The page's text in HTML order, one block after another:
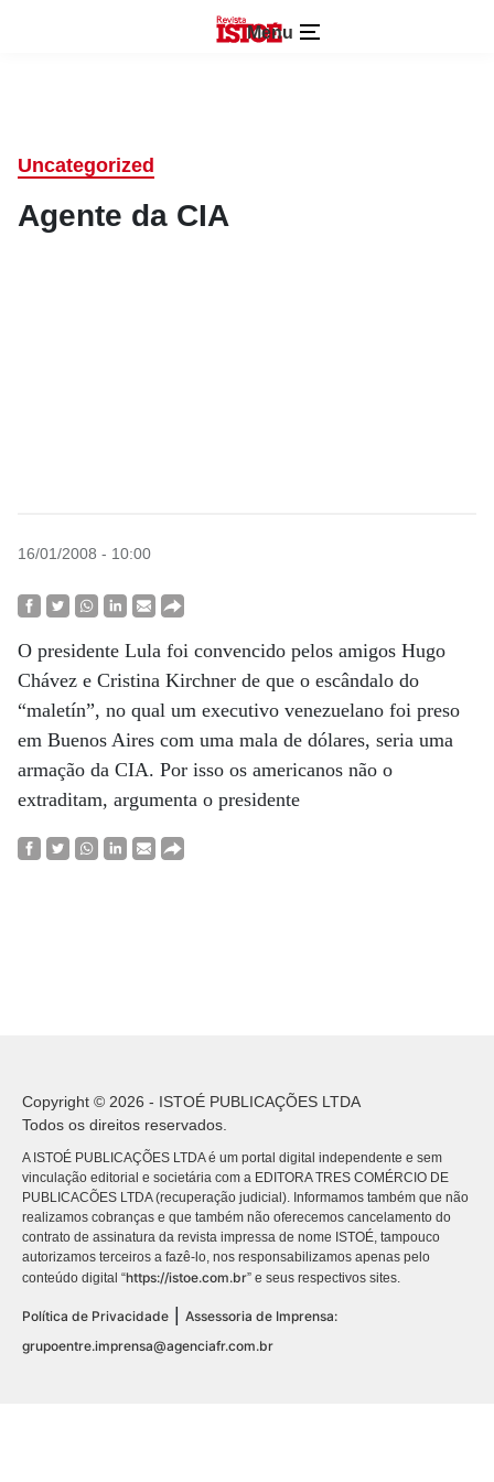
Menu
Uncategorized
Agente da CIA
16/01/2008 - 10:00
O presidente Lula foi convencido pelos amigos Hugo
Chávez e Cristina Kirchner de que o escândalo do
“maletín”, no qual um executivo venezuelano foi preso
em Buenos Aires com uma mala de dólares, seria uma
armação da CIA. Por isso os americanos não o
extraditam, argumenta o presidente
Copyright © 2026 - ISTOÉ PUBLICAÇÕES LTDA
Todos os direitos reservados.
A ISTOÉ PUBLICAÇÕES LTDA é um portal digital independente e sem
vinculação editorial e societária com a EDITORA TRES COMÉRCIO DE
PUBLICACÕES LTDA (recuperação judicial). Informamos também que não
realizamos cobranças e que também não oferecemos cancelamento do
contrato de assinatura da revista impressa de nome ISTOÉ, tampouco
autorizamos terceiros a fazê-lo, nos responsabilizamos apenas pelo
conteúdo digital “https://istoe.com.br” e seus respectivos sites.
Política de Privacidade
Assessoria de Imprensa:
grupoentre.imprensa@agenciafr.com.br